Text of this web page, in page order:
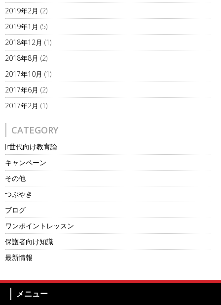
2019年2月 (2)
2019年1月 (5)
2018年12月 (1)
2018年8月 (2)
2017年10月 (1)
2017年6月 (2)
2017年2月 (1)
CATEGORY
Jr世代向け教育論
キャンペーン
その他
つぶやき
ブログ
ワンポイントレッスン
保護者向け知識
最新情報
メニュー